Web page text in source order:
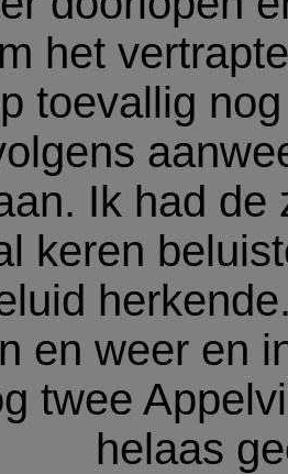
het
toevallig
Ik had de
keren
en weer en
twee
helaas